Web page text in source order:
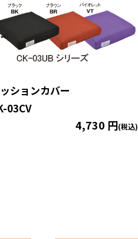
ションカバー
03CV
4,730 円(税込)